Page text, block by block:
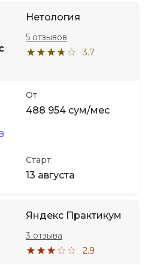
Нетология
3.7
5 отзывов
От
488 954 сум/мес
Старт
13 августа
Яндекс Практикум
2.9
3 отзыва